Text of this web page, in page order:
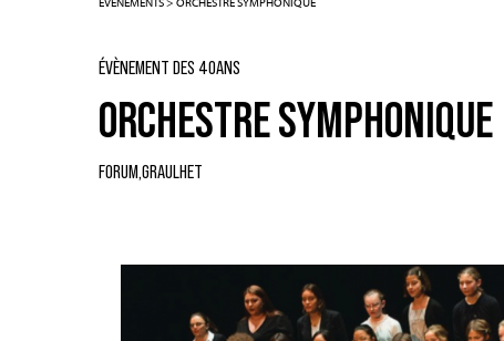
ÉVÈNEMENT DES 40ANS
ORCHESTRE SYMPHONIQUE
FORUM,GRAULHET